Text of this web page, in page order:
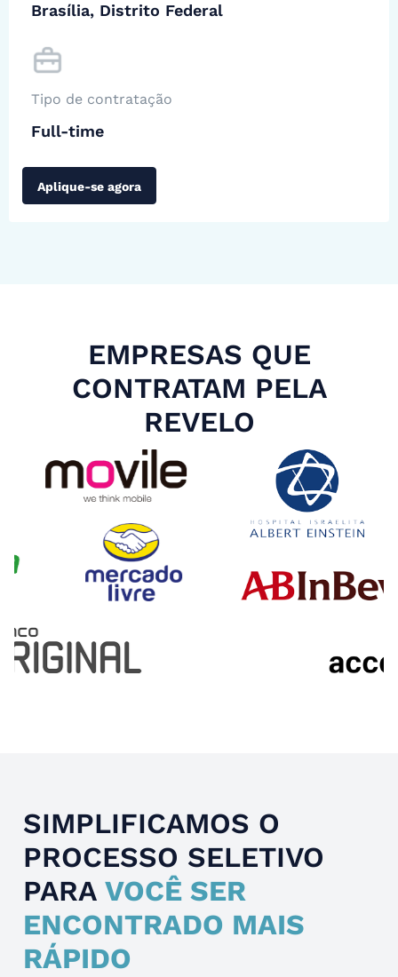
Brasília, Distrito Federal
Tipo de contratação
Full-time
Aplique-se agora
EMPRESAS QUE
CONTRATAM PELA
REVELO
SIMPLIFICAMOS O
PROCESSO SELETIVO
PARA VOCÊ SER
ENCONTRADO MAIS
RÁPIDO